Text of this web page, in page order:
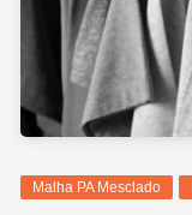
Malha PA Mesclado